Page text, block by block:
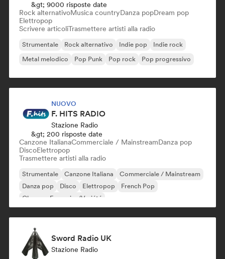
&gt; 9000 risposte date
Rock alternativoMusica countryDanza popDream pop
Elettropop
Scrivere articoliTrasmettere artisti alla radio
Strumentale Rock alternativo Indie pop
Indie rock
Metal melodico
Pop Punk Pop rock Pop progressivo
NUOVO
F. HITS RADIO
Stazione Radio
&gt; 200 risposte date
Canzone ItalianaCommerciale / MainstreamDanza pop
DiscoElettropop
Trasmettere artisti alla radio
Strumentale Canzone Italiana
Commerciale / Mainstream
Danza pop
Disco Elettropop
French Pop
Chanson Française/Variété
Sword Radio UK
Stazione Radio